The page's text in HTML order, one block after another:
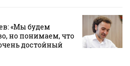
«Мы будем
но понимаем, что
достойный